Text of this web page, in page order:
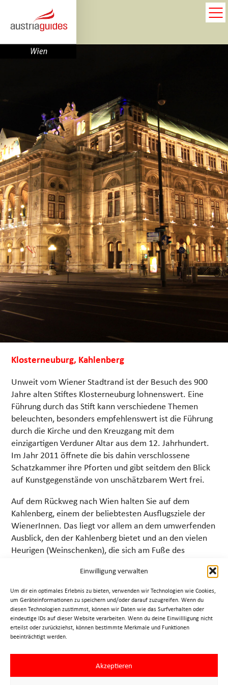
Einwilligung verwalten
Um dir ein optimales Erlebnis zu bieten, verwenden wir Technologien wie Cookies,
um Geräteinformationen zu speichern und/oder darauf zuzugreifen. Wenn du
diesen Technologien zustimmst, können wir Daten wie das Surfverhalten oder
eindeutige IDs auf dieser Website verarbeiten. Wenn du deine Einwillligung nicht
erteilst oder zurückziehst, können bestimmte Merkmale und Funktionen
beeinträchtigt werden.
Akzeptieren
Klosterneuburg, Kahlenberg
Unweit vom Wiener Stadtrand ist der Besuch des 900
Jahre alten Stiftes Klosterneuburg lohnenswert. Eine
Führung durch das Stift kann verschiedene Themen
beleuchten, besonders empfehlenswert ist die Führung
durch die Kirche und den Kreuzgang mit dem
einzigartigen Verduner Altar aus dem 12. Jahrhundert.
Im Jahr 2011 öffnete die bis dahin verschlossene
Schatzkammer ihre Pforten und gibt seitdem den Blick
auf Kunstgegenstände von unschätzbarem Wert frei.
Auf dem Rückweg nach Wien halten Sie auf dem
Kahlenberg, einem der beliebtesten Ausflugsziele der
WienerInnen. Das liegt vor allem an dem umwerfenden
Ausblick, den der Kahlenberg bietet und an den vielen
Heurigen (Weinschenken), die sich am Fuße des
Kosten für Bus und Eintrittspreise sind nicht inkludiert.
Sollten Sie ein Angebot für einen Reisebus, Minibus
oder Limousine wünschen sind die Guides gerne bereit
dieses für Sie einzuholen.